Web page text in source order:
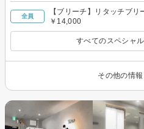
全員
【ブリーチ】リタッチブリ
￥14,000
すべてのスペシャ
その他の情